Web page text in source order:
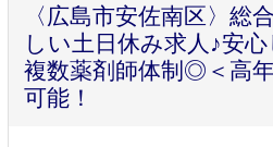
〈広島市安佐南区〉総
しい土日休み求人♪安
複数薬剤師体制◎＜高
可能！